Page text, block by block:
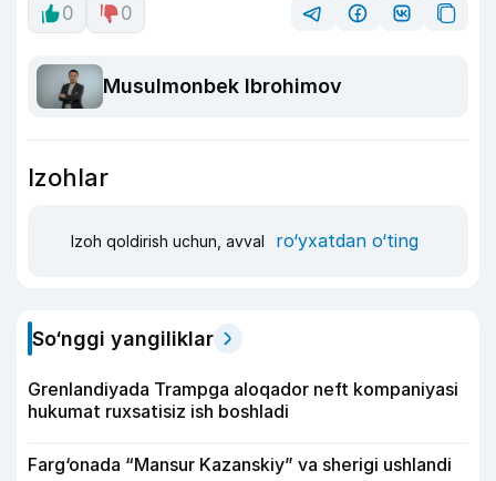
0 0
Musulmonbek Ibrohimov
Izohlar
Izoh qoldirish uchun, avval ro‘yxatdan o‘ting
So‘nggi yangiliklar
Grenlandiyada Trampga aloqador neft kompaniyasi
hukumat ruxsatisiz ish boshladi
Farg‘onada “Mansur Kazanskiy” va sherigi ushlandi